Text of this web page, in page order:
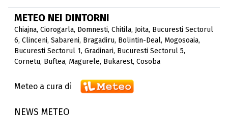
METEO NEI DINTORNI
Chiajna, Ciorogarla, Domnesti, Chitila, Joita, Bucuresti Sectorul
6, Clinceni, Sabareni, Bragadiru, Bolintin-Deal, Mogosoaia,
Bucuresti Sectorul 1, Gradinari, Bucuresti Sectorul 5,
Cornetu, Buftea, Magurele, Bukarest, Cosoba
Meteo a cura di
NEWS METEO